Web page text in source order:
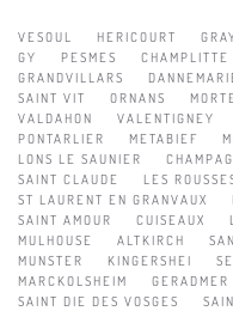
VESOUL HERICOURT
GY
PESMES CHAMPLITTE
GRANDVILLARS
SAINT VIT
ORNANS
VALDAHON
VALENTIGNEY
PONTARLIER
METABIEF
LONS LE SAUNIER
SAINT CLAUDE
LES
ST LAURENT EN GRANVAUX
SAINT AMOUR
CUISEAUX
MULHOUSE
ALTKIRCH
MUNSTER
KINGERSHEI
MARCKOLSHEIM
GERADMER
SAINT DIE DES VOSGES